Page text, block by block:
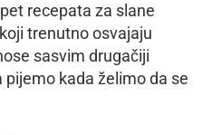
recepata za slane
trenutno osvajaju
sasvim drugačiji
kada želimo da se